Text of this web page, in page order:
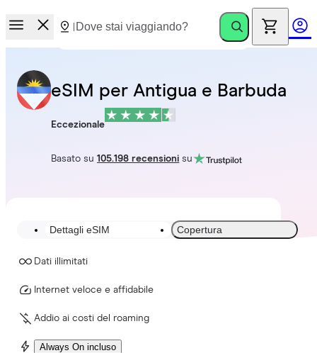
eSIM per Antigua e Barbuda
Eccezionale
Basato su105.198 recensioni su
Dettagli eSIM Copertura
Dati illimitati
Internet veloce e affidabile
Addio ai costi del roaming
Always On incluso